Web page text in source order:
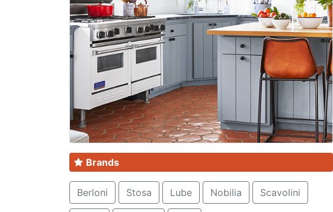
Brands
Berloni Stosa Lube Nobilia Scavolini